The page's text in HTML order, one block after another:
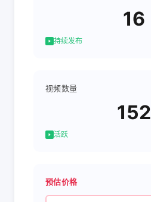
16
持续发布
视频数量
152
活跃
预估价格